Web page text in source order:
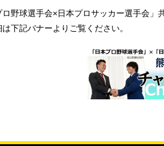
ロ野球選手会×日本プロサッカー選手会
下記バナーよりご覧ください。